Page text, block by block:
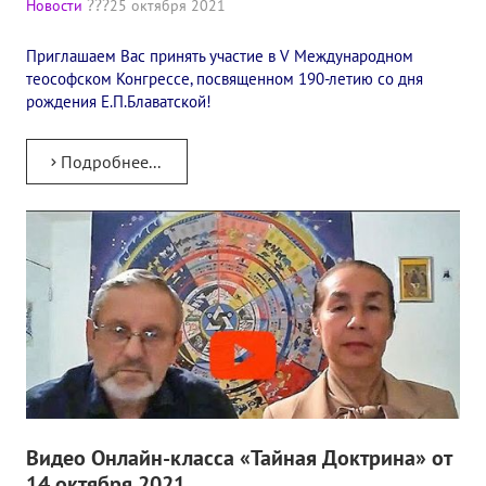
✔️ Заказать книги/журналы
Международный научно-исследовательский Центр, им. Е.П.
Международное теософское издательство «Альбатрос»
Международный Теософский Конгресс
Международный художественный Конкурс, посвященный
Международный поэтический Конкурс «Елене Петровне
Международный музыкальный Конкурс, посвященный Елене
Выставка «Книжная экспедиция»
Авторское кино Олега Мартынова
Новости 25 октября 2021
Приглашаем Вас принять участие в V Международном
теософском Конгрессе, посвященном 190-летию со дня
рождения Е.П.Блаватской!
Подробнее...
Видео Онлайн-класса «Тайная Доктрина» от